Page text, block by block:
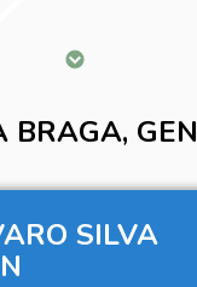
BRAGA, GEN
SILVA